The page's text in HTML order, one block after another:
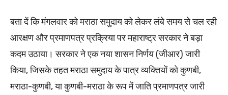
बता दें कि मंगलवार को मराठा समुदाय को लेकर लंबे समय से चल रही
आरक्षण और प्रमाणपत्र प्रक्रिया पर महाराष्ट्र सरकार ने बड़ा
कदम उठाया। सरकार ने एक नया शासन निर्णय (जीआर) जारी
किया, जिसके तहत मराठा समुदाय के पात्र व्यक्तियों को कुणबी,
मराठा-कुणबी, या कुणबी-मराठा के रूप में जाति प्रमाणपत्र जारी